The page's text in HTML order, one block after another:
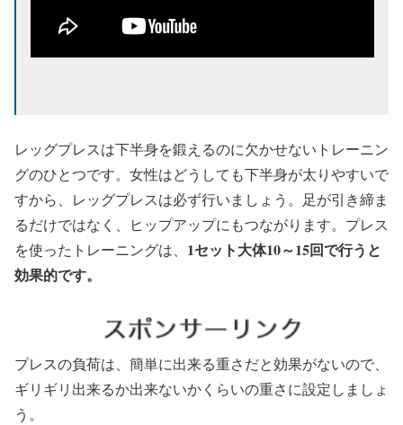
レッグプレスは下半身を鍛えるのに欠かせないトレーニン
グのひとつです。女性はどうしても下半身が太りやすいで
すから、レッグプレスは必ず行いましょう。足が引き締ま
るだけではなく、ヒップアップにもつながります。プレス
を使ったトレーニングは、 1セット大体10～15回で行うと
効果的です。
プレスの負荷は、簡単に出来る重さだと効果がないので、
ギリギリ出来るか出来ないかくらいの重さに設定しましょ
う。